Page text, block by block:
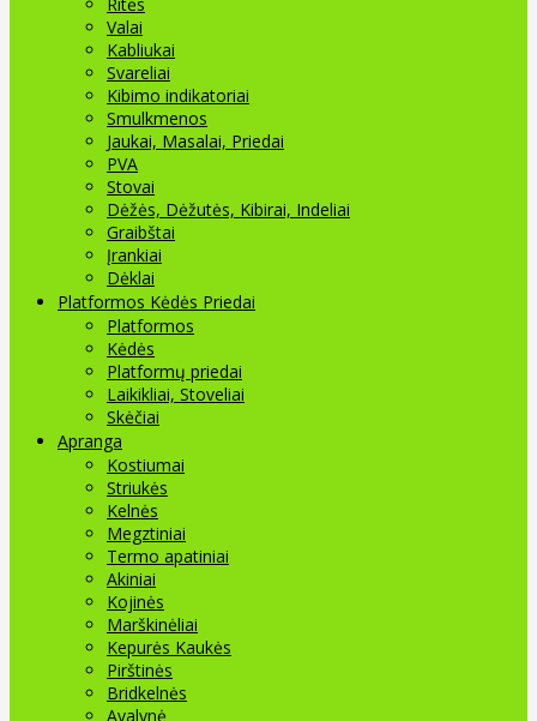
Valai
Kabliukai
Svareliai
Kibimo indikatoriai
Smulkmenos
Jaukai, Masalai, Priedai
PVA
Stovai
Dėžės, Dėžutės, Kibirai, Indeliai
Graibštai
Įrankiai
Dėklai
Platformos Kėdės Priedai
Platformos
Kėdės
Platformų priedai
Laikikliai, Stoveliai
Skėčiai
Apranga
Kostiumai
Striukės
Kelnės
Megztiniai
Termo apatiniai
Akiniai
Kojinės
Marškinėliai
Kepurės Kaukės
Pirštinės
Bridkelnės
Avalynė